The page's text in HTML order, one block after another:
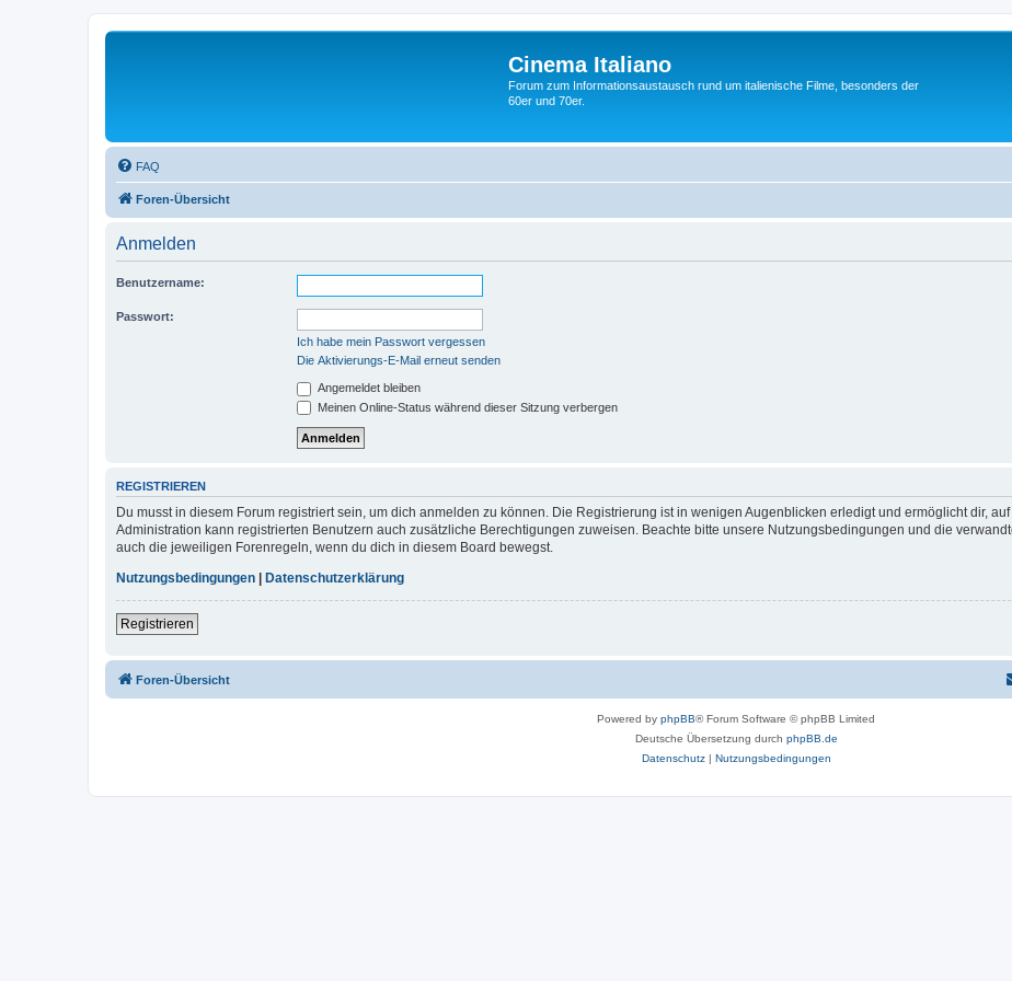
Cinema Italiano
Forum zum Informationsaustausch rund um italienische Filme, besonders der
60er und 70er.
FAQ
Foren-Übersicht
Anmelden
Benutzername:
Passwort:
Ich habe mein Passwort vergessen
Die Aktivierungs-E-Mail erneut senden
Angemeldet bleiben
Meinen Online-Status während dieser Sitzung verbergen
REGISTRIEREN
Du musst in diesem Forum registriert sein, um dich anmelden zu können. Die Registrierung ist in wenigen Augenblicken erledigt und ermöglicht dir,
Administration kann registrierten Benutzern auch zusätzliche Berechtigungen zuweisen. Beachte bitte unsere Nutzungsbedingungen und die
auch die jeweiligen Forenregeln, wenn du dich in diesem Board bewegst.
Nutzungsbedingungen | Datenschutzerklärung
Registrieren
Foren-Übersicht
Powered by phpBB® Forum Software © phpBB Limited
Deutsche Übersetzung durch phpBB.de
Datenschutz| Nutzungsbedingungen